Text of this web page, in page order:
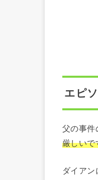
エピ
父の事件
厳しいで
ダイア